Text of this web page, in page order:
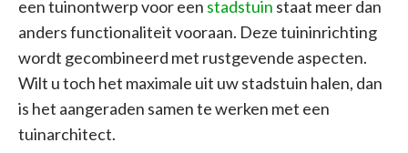
een tuinontwerp voor een stadstuin staat meer dan
anders functionaliteit vooraan. Deze tuininrichting
wordt gecombineerd met rustgevende aspecten.
Wilt u toch het maximale uit uw stadstuin halen, dan
is het aangeraden samen te werken met een
tuinarchitect.